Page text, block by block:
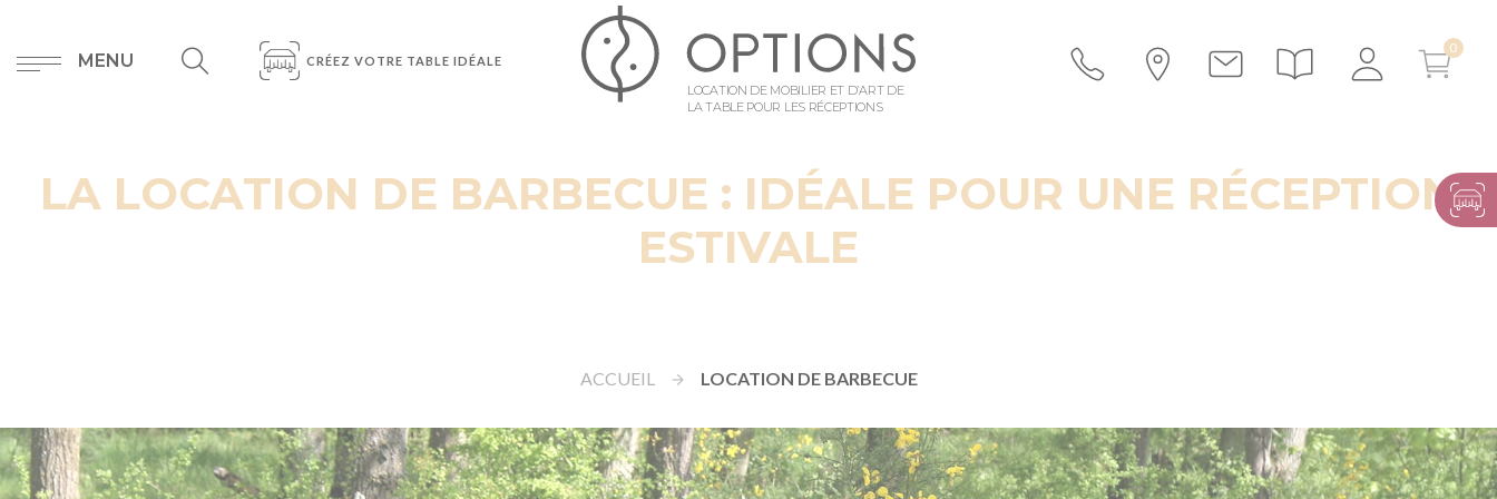
MENU CRÉEZ VOTRE TABLE IDÉALE
LOCATION DE MOBILIER ET D’ART DE
LA TABLE POUR LES RÉCEPTIONS
LA LOCATION DE BARBECUE : IDÉALE POUR UNE RÉCEPTION
ESTIVALE
ACCUEIL LOCATION DE BARBECUE